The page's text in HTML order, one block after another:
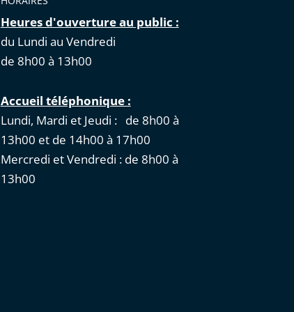
Heures d'ouverture au public :
du Lundi au Vendredi
de 8h00 à 13h00
Accueil téléphonique :
Lundi, Mardi et Jeudi : de 8h00 à
13h00 et de 14h00 à 17h00
Mercredi et Vendredi : de 8h00 à
13h00